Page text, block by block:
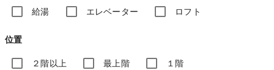
給湯 エレベーター ロフト
位置
２階以上 最上階 １階